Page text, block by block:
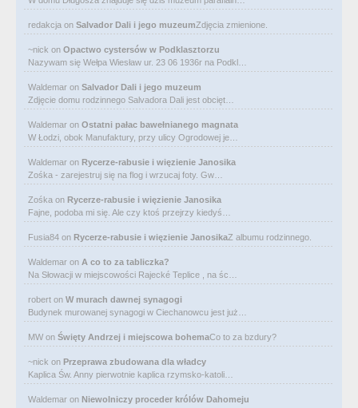
redakcja on Salvador Dali i jego muzeumZdjęcia zmienione.
~nick on Opactwo cystersów w Podklasztorzu
Nazywam się Wełpa Wiesław ur. 23 06 1936r na Podkl…
Waldemar on Salvador Dali i jego muzeum
Zdjęcie domu rodzinnego Salvadora Dali jest obcięt…
Waldemar on Ostatni pałac bawełnianego magnata
W Łodzi, obok Manufaktury, przy ulicy Ogrodowej je…
Waldemar on Rycerze-rabusie i więzienie Janosika
Zośka - zarejestruj się na flog i wrzucaj foty. Gw…
Zośka on Rycerze-rabusie i więzienie Janosika
Fajne, podoba mi się. Ale czy ktoś przejrzy kiedyś…
Fusia84 on Rycerze-rabusie i więzienie JanosikaZ albumu rodzinnego.
Waldemar on A co to za tabliczka?
Na Słowacji w miejscowości Rajecké Teplice , na śc…
robert on W murach dawnej synagogi
Budynek murowanej synagogi w Ciechanowcu jest już…
MW on Święty Andrzej i miejscowa bohemaCo to za bzdury?
~nick on Przeprawa zbudowana dla władcy
Kaplica Św. Anny pierwotnie kaplica rzymsko-katoli…
Waldemar on Niewolniczy proceder królów Dahomeju